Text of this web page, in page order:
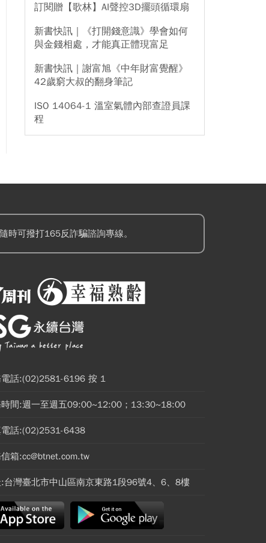
訂閱贈【歌林】AI聲控3D擺頭循環扇
新書快訊｜《打開錢意識》學會如何
與金錢相處，才能真正體現富足
新書快訊｜謝富旭《中年財富覺醒》
42歲窮大叔的翻身筆記
ISO 14064-1 溫室氣體內部查證員課
程
時可撥打165反詐騙諮詢專線。
電話:(02)2581-6196 按 1
時間:週一至週五09:00~12:00；13:30~18:00
話:(02)2531-6438
箱:cc@btnet.com.tw
台灣臺北市中山區南京東路1段96號4、6、8樓